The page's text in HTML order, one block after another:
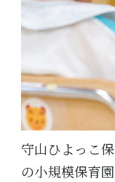
守山ひよっこ
の小規模保育園